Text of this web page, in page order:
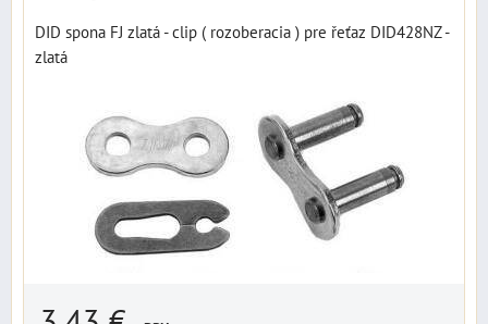
DID spona FJ zlatá - clip ( rozoberacia ) pre řeťaz DID428NZ -
zlatá